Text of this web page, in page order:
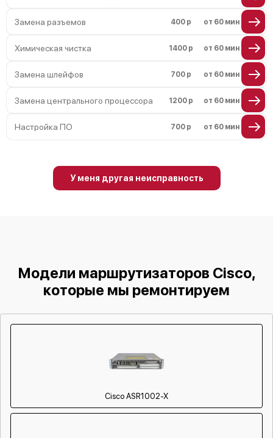
Замена разъемов 400 р от 60 мин
Химическая чистка 1400 р от 60 мин
Замена шлейфов 700 р от 60 мин
Замена центрального процессора 1200 р от 60 мин
Настройка ПО 700 р от 60 мин
У меня другая неисправность
Модели маршрутизаторов Cisco,
которые мы ремонтируем
Cisco ASR1002-X